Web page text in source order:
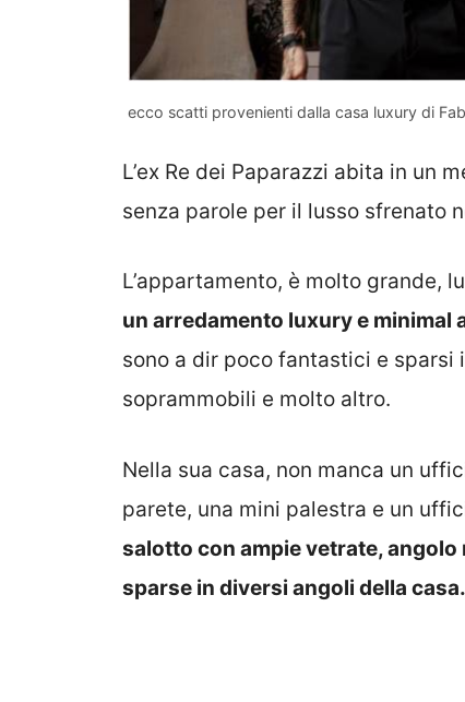
ecco scatti provenienti dalla casa luxury di
L’ex Re dei Paparazzi abita in un
senza parole per il lusso sfrenato
L’appartamento, è molto grande,
un arredamento luxury e minimal
sono a dir poco fantastici e
soprammobili e molto altro.
Nella sua casa, non manca un
parete, una mini palestra e un
salotto con ampie vetrate,
sparse in diversi angoli della casa.